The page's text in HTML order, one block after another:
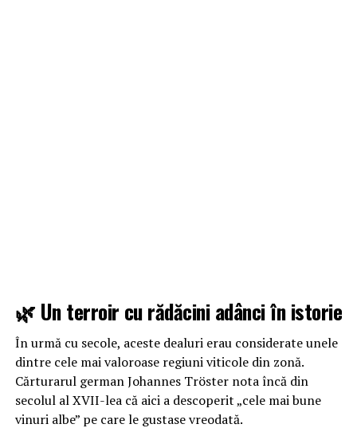
🌿 Un terroir cu rădăcini adânci în istorie
În urmă cu secole, aceste dealuri erau considerate unele
dintre cele mai valoroase regiuni viticole din zonă.
Cărturarul germanJohannes Trösternota încă din
secolul al XVII-lea că aici a descoperit „cele mai bune
vinuri albe” pe care le gustase vreodată.